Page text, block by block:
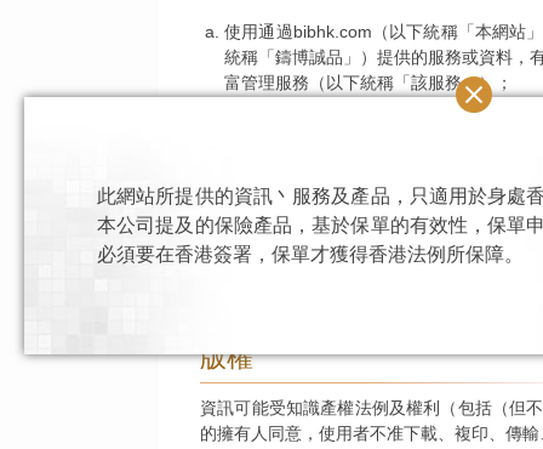
使用通過bibhk.com（以下統稱「本網站
統稱「鑄博誠品」）提供的服務或資料，
富管理服務（以下統稱「該服務」）；
閣下（「使用者」）通過該服務提供、查
本免責聲明限制鑄博誠品保險經紀有限公司
版權
資訊可能受知識產權法例及權利（包括（但
的擁有人同意，使用者不准下載、複印、傳
此網站所提供的資訊丶服務及產品，只適用於身處
本公司提及的保險產品，基於保單的有效性，保單
必須要在香港簽署，保單才獲得香港法例所保障。